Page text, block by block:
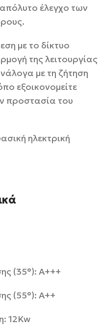
έλεγχο των
με το δίκτυο
της λειτουργίας
με τη ζήτηση
εξοικονομείτε
προστασία του
ηλεκτρική
(35°): A+++
(55°): A++
12Kw